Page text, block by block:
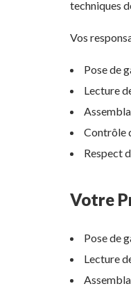
techniques
Vos
Pose de
Lecture
Contrôle
Respect
Votre
Pose de
Lecture